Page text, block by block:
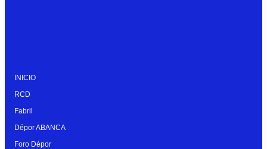
INICIO
RCD
Fabril
Dépor ABANCA
Foro Dépor